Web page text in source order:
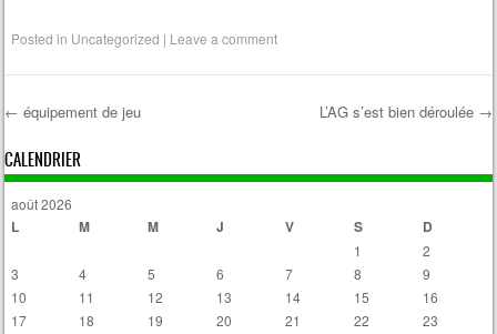
Posted in Uncategorized | Leave a comment
Post navigation
← équipement de jeu L’AG s’est bien déroulée →
CALENDRIER
août 2026
L M M J V S D
1
2
3
4 5 6 7 8
9
10
11 12 13 14 15
16
17
18 19 20 21 22
23